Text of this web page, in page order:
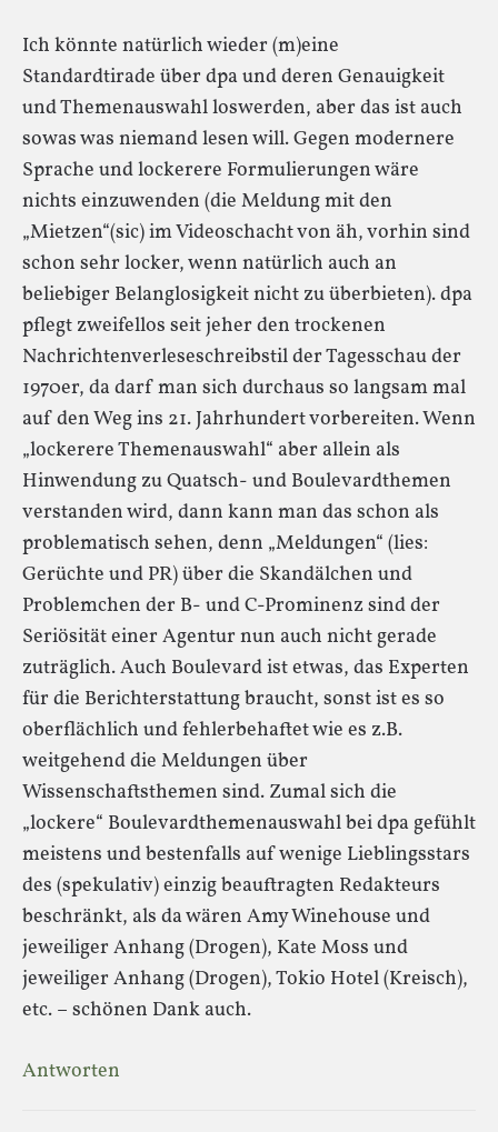
Ich könnte natürlich wieder (m)eine
Standardtirade über dpa und deren Genauigkeit
und Themenauswahl loswerden, aber das ist auch
sowas was niemand lesen will. Gegen modernere
Sprache und lockerere Formulierungen wäre
nichts einzuwenden (die Meldung mit den
„Mietzen“(sic) im Videoschacht von äh, vorhin sind
schon sehr locker, wenn natürlich auch an
beliebiger Belanglosigkeit nicht zu überbieten). dpa
pflegt zweifellos seit jeher den trockenen
Nachrichtenverleseschreibstil der Tagesschau der
1970er, da darf man sich durchaus so langsam mal
auf den Weg ins 21. Jahrhundert vorbereiten. Wenn
„lockerere Themenauswahl“ aber allein als
Hinwendung zu Quatsch- und Boulevardthemen
verstanden wird, dann kann man das schon als
problematisch sehen, denn „Meldungen“ (lies:
Gerüchte und PR) über die Skandälchen und
Problemchen der B- und C-Prominenz sind der
Seriösität einer Agentur nun auch nicht gerade
zuträglich. Auch Boulevard ist etwas, das Experten
für die Berichterstattung braucht, sonst ist es so
oberflächlich und fehlerbehaftet wie es z.B.
weitgehend die Meldungen über
Wissenschaftsthemen sind. Zumal sich die
„lockere“ Boulevardthemenauswahl bei dpa gefühlt
meistens und bestenfalls auf wenige Lieblingsstars
des (spekulativ) einzig beauftragten Redakteurs
beschränkt, als da wären Amy Winehouse und
jeweiliger Anhang (Drogen), Kate Moss und
jeweiliger Anhang (Drogen), Tokio Hotel (Kreisch),
etc. – schönen Dank auch.
Antworten